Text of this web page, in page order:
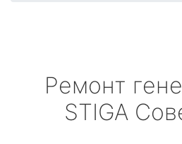
Ремонт
STIGA